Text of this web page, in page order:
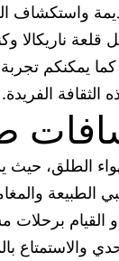
واستكشاف
ناريكالا
يمكنكم
الفريدة.
الطلق،
القيام